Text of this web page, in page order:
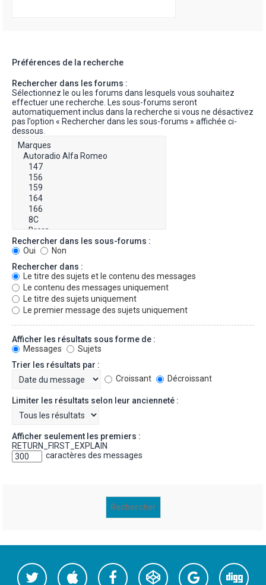
Préférences de la recherche
Rechercher dans les forums :
Sélectionnez le ou les forums dans lesquels vous souhaitez
effectuer une recherche. Les sous-forums seront
automatiquement inclus dans la recherche si vous ne désactivez
pas l’option « Rechercher dans les sous-forums » affichée ci-
dessous.
Rechercher dans les sous-forums :
Oui
Non
Rechercher dans :
Le titre des sujets et le contenu des messages
Le contenu des messages uniquement
Le titre des sujets uniquement
Le premier message des sujets uniquement
Afficher les résultats sous forme de :
Messages
Sujets
Trier les résultats par :
Croissant
Décroissant
Limiter les résultats selon leur ancienneté :
Afficher seulement les premiers :
RETURN_FIRST_EXPLAIN
caractères des messages